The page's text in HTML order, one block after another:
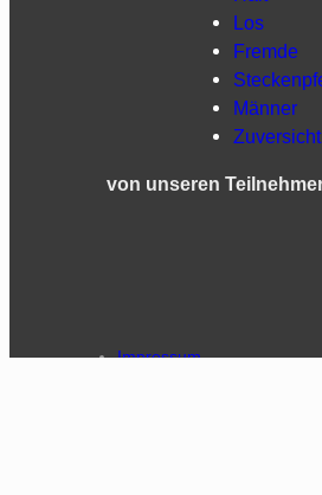
Los
Fremde
Männer
Zuversicht
von unseren
Impressum